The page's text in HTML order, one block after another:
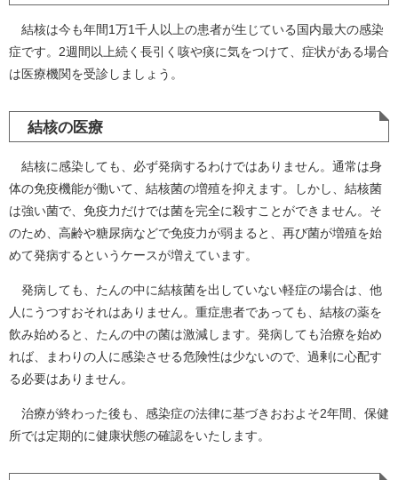
結核は今も年間1万1千人以上の患者が生じている国内最大の感染
症です。2週間以上続く長引く咳や痰に気をつけて、症状がある場合
は医療機関を受診しましょう。
結核の医療
結核に感染しても、必ず発病するわけではありません。通常は身
体の免疫機能が働いて、結核菌の増殖を抑えます。しかし、結核菌
は強い菌で、免疫力だけでは菌を完全に殺すことができません。そ
のため、高齢や糖尿病などで免疫力が弱まると、再び菌が増殖を始
めて発病するというケースが増えています。
発病しても、たんの中に結核菌を出していない軽症の場合は、他
人にうつすおそれはありません。重症患者であっても、結核の薬を
飲み始めると、たんの中の菌は激減します。発病しても治療を始め
れば、まわりの人に感染させる危険性は少ないので、過剰に心配す
る必要はありません。
治療が終わった後も、感染症の法律に基づきおおよそ2年間、保健
所では定期的に健康状態の確認をいたします。